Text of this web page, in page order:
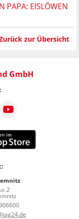
PAPA: EISLÖWEN
zur Übersicht
GmbH
2